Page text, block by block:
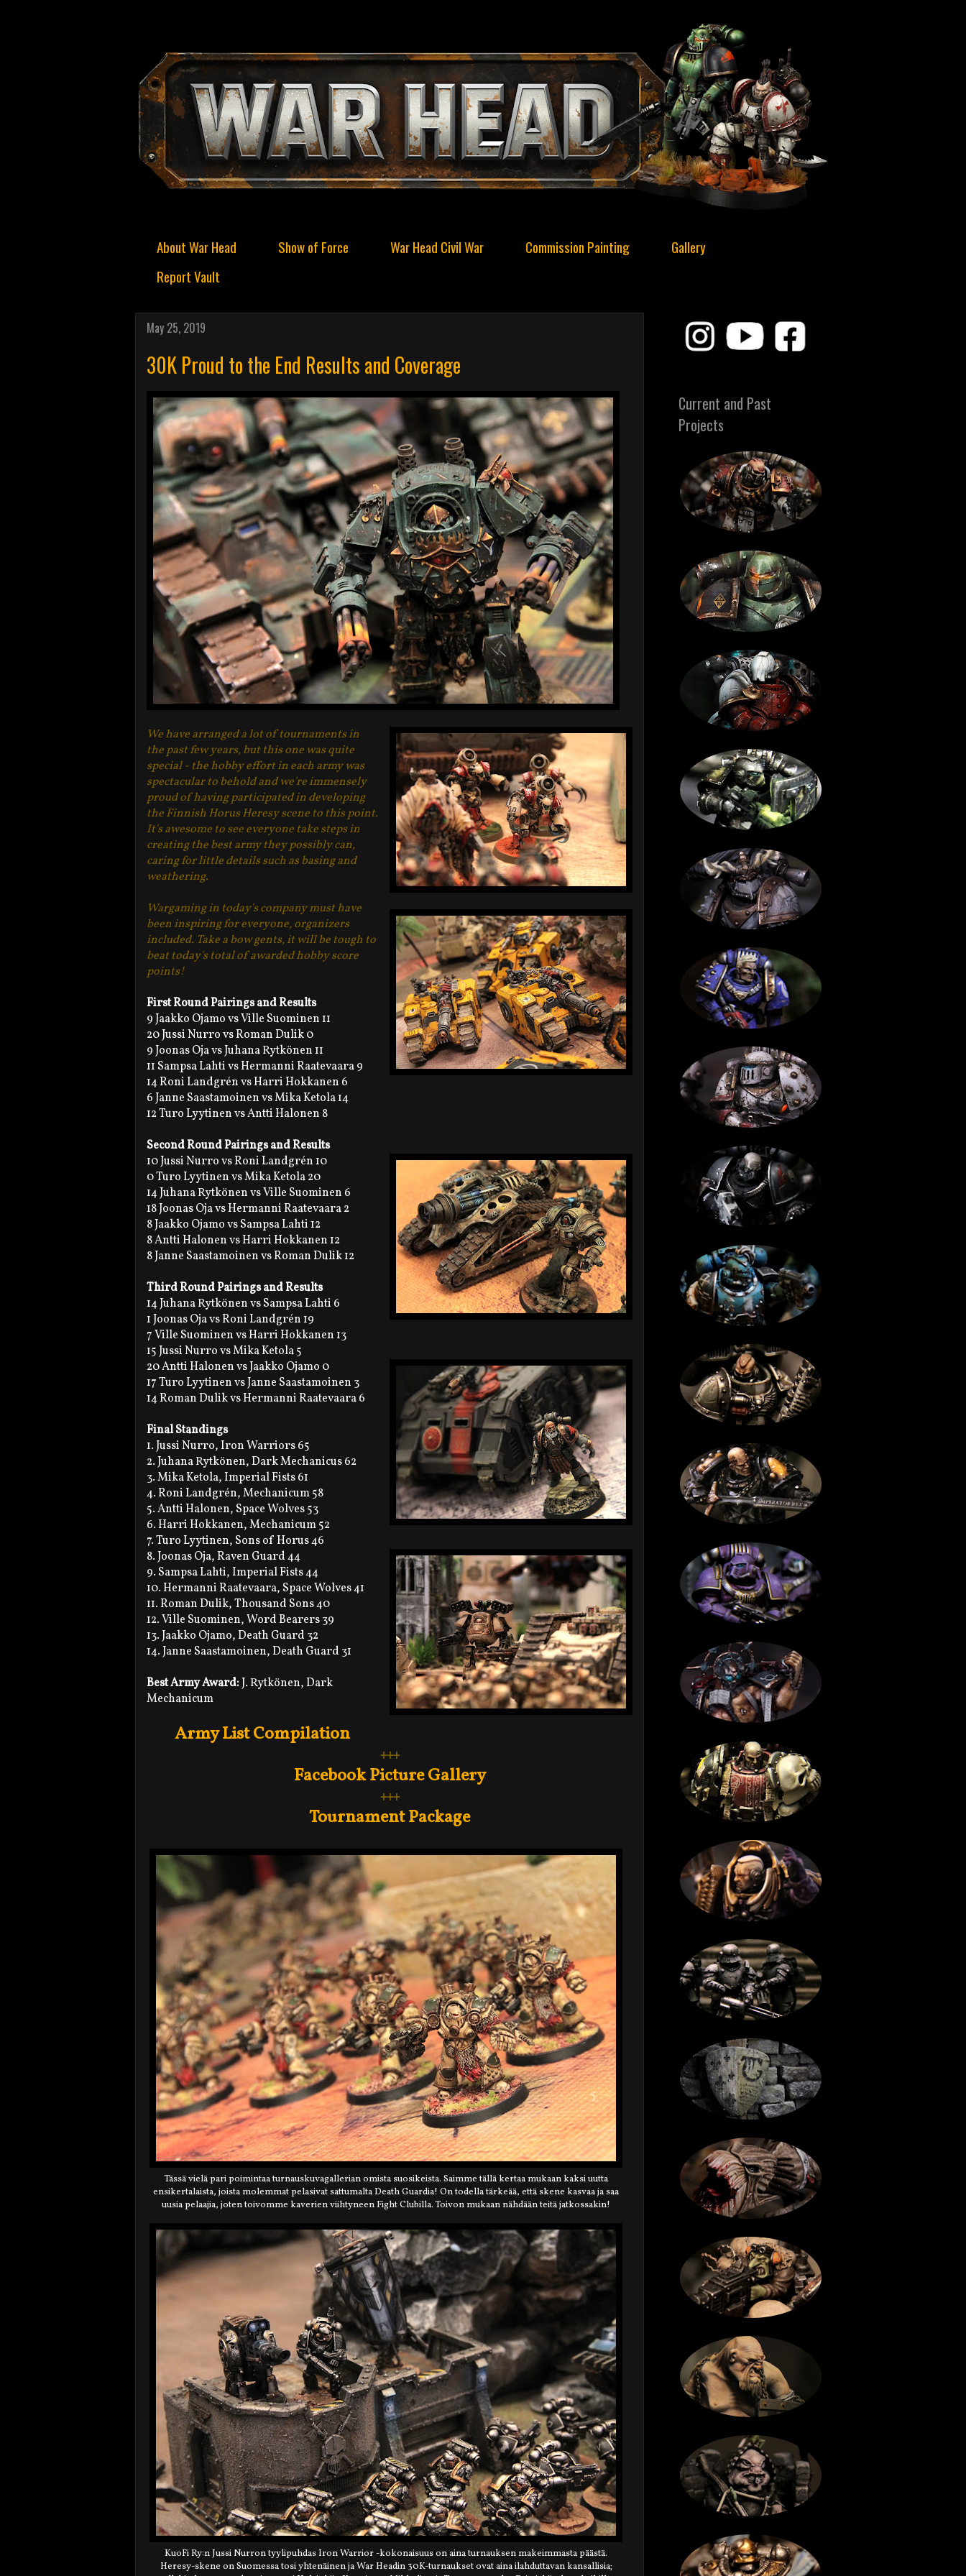
About War Head Show of Force War Head Civil War Commission Painting
Gallery
Report Vault
May 25, 2019
30K Proud to the End Results and Coverage
We have arranged a lot of tournaments in
the past few years, but this one was quite
special - the hobby effort in each army was
spectacular to behold and we're immensely
proud of having participated in developing
the Finnish Horus Heresy scene to this point.
It's awesome to see everyone take steps in
creating the best army they possibly can,
caring for little details such as basing and
weathering.
Wargaming in today's company must have
been inspiring for everyone, organizers
included. Take a bow gents, it will be tough to
beat today's total of awarded hobby score
points!
First Round Pairings and Results
9 Jaakko Ojamo vs Ville Suominen 11
20 Jussi Nurro vs Roman Dulik 0
9 Joonas Oja vs Juhana Rytkönen 11
11 Sampsa Lahti vs Hermanni Raatevaara 9
14 Roni Landgrén vs Harri Hokkanen 6
6 Janne Saastamoinen vs Mika Ketola 14
12 Turo Lyytinen vs Antti Halonen 8
Second Round Pairings and Results
10 Jussi Nurro vs Roni Landgrén 10
0 Turo Lyytinen vs Mika Ketola 20
14 Juhana Rytkönen vs Ville Suominen 6
18 Joonas Oja vs Hermanni Raatevaara 2
8 Jaakko Ojamo vs Sampsa Lahti 12
8 Antti Halonen vs Harri Hokkanen 12
8 Janne Saastamoinen vs Roman Dulik 12
Third Round Pairings and Results
14 Juhana Rytkönen vs Sampsa Lahti 6
1 Joonas Oja vs Roni Landgrén 19
7 Ville Suominen vs Harri Hokkanen 13
15 Jussi Nurro vs Mika Ketola 5
20 Antti Halonen vs Jaakko Ojamo 0
17 Turo Lyytinen vs Janne Saastamoinen 3
14 Roman Dulik vs Hermanni Raatevaara 6
Final Standings
1. Jussi Nurro, Iron Warriors 65
2. Juhana Rytkönen, Dark Mechanicus 62
3. Mika Ketola, Imperial Fists 61
4. Roni Landgrén, Mechanicum 58
5. Antti Halonen, Space Wolves 53
6. Harri Hokkanen, Mechanicum 52
7. Turo Lyytinen, Sons of Horus 46
8. Joonas Oja, Raven Guard 44
9. Sampsa Lahti, Imperial Fists 44
10. Hermanni Raatevaara, Space Wolves 41
11. Roman Dulik, Thousand Sons 40
12. Ville Suominen, Word Bearers 39
13. Jaakko Ojamo, Death Guard 32
14. Janne Saastamoinen, Death Guard 31
Best Army Award:J. Rytkönen, Dark
Mechanicum
Army List Compilation
+++
Facebook Picture Gallery
+++
Tournament Package
Tässä vielä pari poimintaa turnauskuvagallerian omista suosikeista. Saimme tällä kertaa mukaan kaksi uutta
ensikertalaista, joista molemmat pelasivat sattumalta Death Guardia! On todella tärkeää, että skene kasvaa ja saa
uusia pelaajia, joten toivomme kaverien viihtyneen Fight Clubilla. Toivon mukaan nähdään teitä jatkossakin!
KuoFi Ry:n Jussi Nurron tyylipuhdas Iron Warrior -kokonaisuus on aina turnauksen makeimmasta päästä.
Heresy-skene on Suomessa tosi yhtenäinen ja War Headin 30K-turnaukset ovat aina ilahduttavan kansallisia;
Current and Past
Projects